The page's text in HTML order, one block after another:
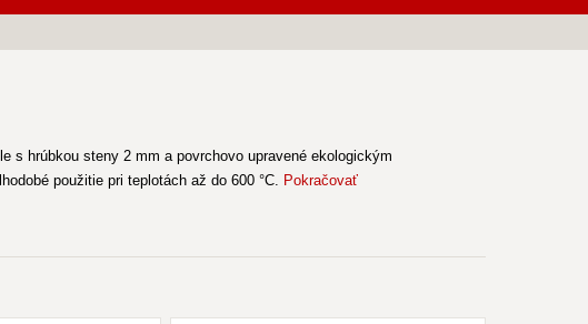
s hrúbkou steny 2 mm a povrchovo upravené ekologickým
použitie pri teplotách až do 600 °C. Pokračovať